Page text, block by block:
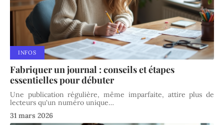
INFOS
Fabriquer un journal : conseils et étapes
essentielles pour débuter
Une publication régulière, même imparfaite, attire plus de
lecteurs qu'un numéro unique…
31 mars 2026